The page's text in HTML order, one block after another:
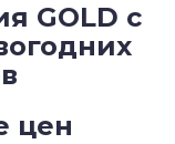
GOLD c
цен